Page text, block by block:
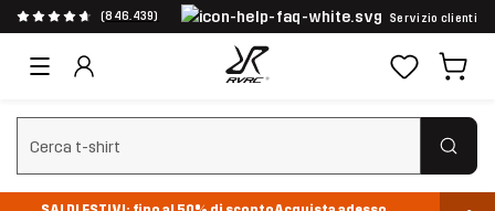
(846.439) Servizio clienti
Cancella ricerca